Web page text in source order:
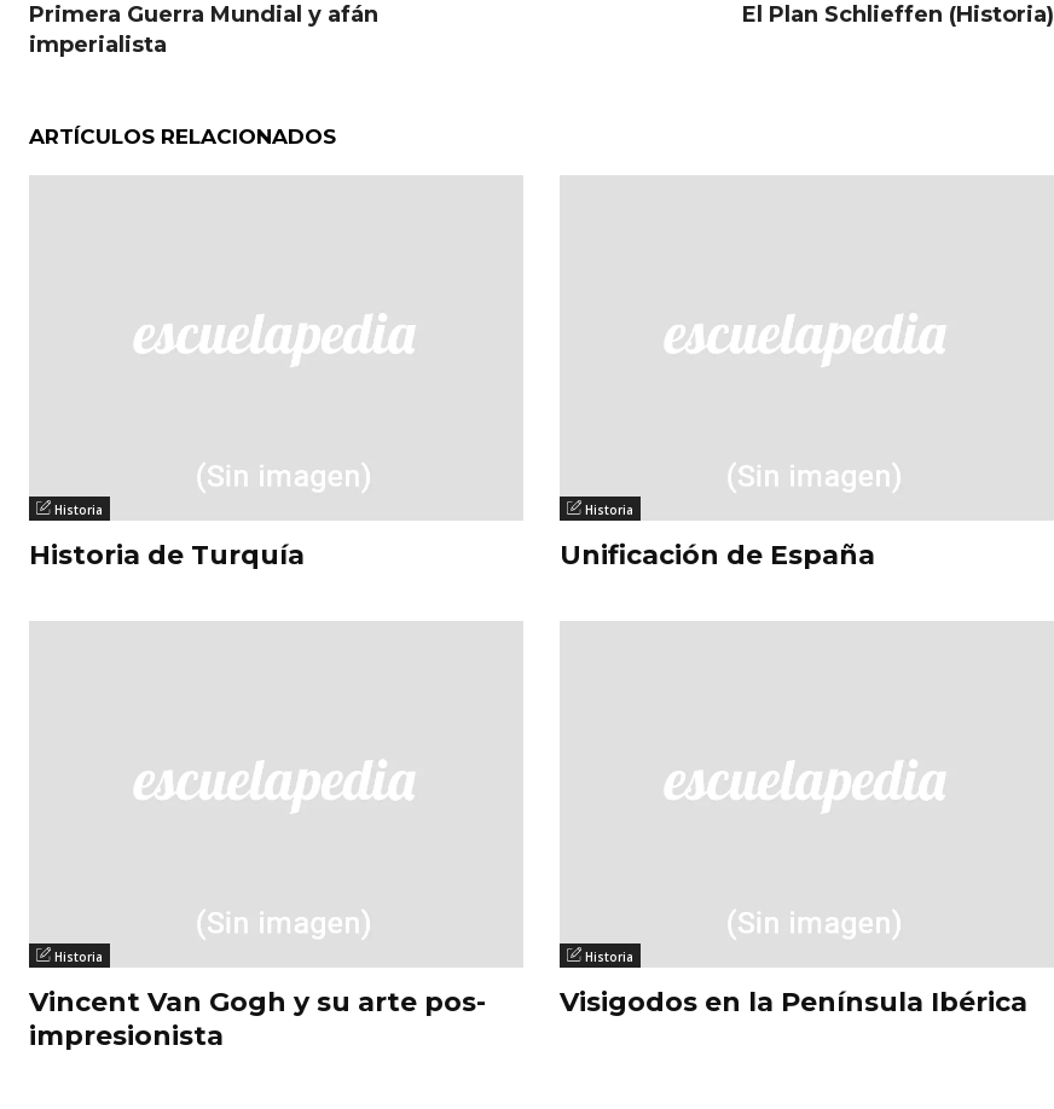
Primera Guerra Mundial y afán
imperialista
El Plan Schlieffen (Historia)
ARTÍCULOS RELACIONADOS
Historia
Historia de Turquía
Historia
Unificación de España
Historia
Vincent Van Gogh y su arte pos-
impresionista
Historia
Visigodos en la Península Ibérica